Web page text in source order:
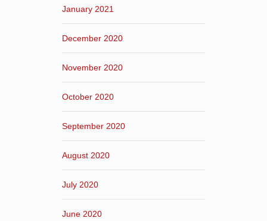
January 2021
December 2020
November 2020
October 2020
September 2020
August 2020
July 2020
June 2020